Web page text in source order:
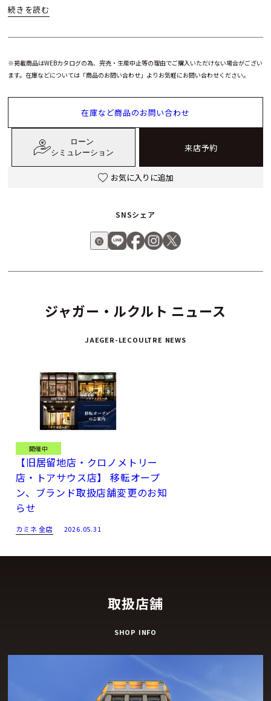
す。
ジャガー・ルクルト ニュース
JAEGER-LECOULTRE NEWS
開催中
【旧居留地店・クロノメトリー
店・トアサウス店】 移転オープ
ン、ブランド取扱店舗変更のお知
らせ
カミネ 全店 2026.05.31
※掲載商品はWEBカタログの為、完売・生産中止等の理由でご購入いただけない場合がござい
ます。在庫などについては「商品のお問い合わせ」よりお気軽にお問い合わせください。
在庫など商品のお問い合わせ
ローン
シミュレーション
来店予約
お気に入りに追加
SNSシェア
取扱店舗
SHOP INFO